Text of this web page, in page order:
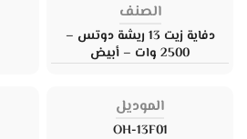
الصنف
دفاية زيت 13 ريشة دوتس –
2500 وات – أبيض
الموديل
OH-13F01